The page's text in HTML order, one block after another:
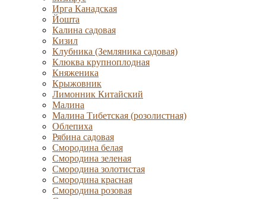
Ирга Канадская
Йошта
Калина садовая
Кизил
Клубника (Земляника садовая)
Клюква крупноплодная
Княженика
Крыжовник
Лимонник Китайский
Малина
Малина Тибетская (розолистная)
Облепиха
Рябина садовая
Смородина белая
Смородина зеленая
Смородина золотистая
Смородина красная
Смородина розовая